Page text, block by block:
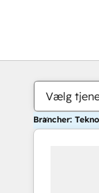
Vælg
Brancher: